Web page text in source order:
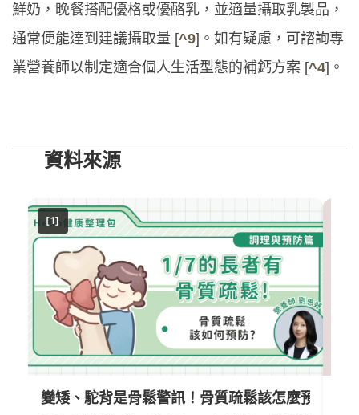
鮮奶，晚餐搭配優格或優酪乳，並適量攝取乳製品，
通常便能達到建議攝取量 [^9]。如有疑慮，可諮詢專
業營養師以制定適合個人生活型態的補鈣方案 [^4]。
資料來源
[1]
變矮、駝背是骨鬆警訊！骨質疏鬆該怎麼預防？